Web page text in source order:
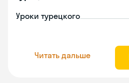
Уроки турецкого
Читать дальше